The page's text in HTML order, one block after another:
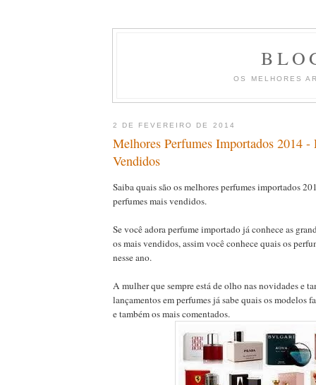
OS MELHORES
2 DE FEVEREIRO DE 2014
Melhores Perfumes Importados 2014 -
Vendidos
Saiba quais são os melhores perfumes importados
perfumes mais vendidos.
Se você adora perfume importado já conhece as
os mais vendidos, assim você conhece quais os
nesse ano.
A mulher que sempre está de olho nas novidades e
lançamentos em perfumes já sabe quais os modelos
e também os mais comentados.